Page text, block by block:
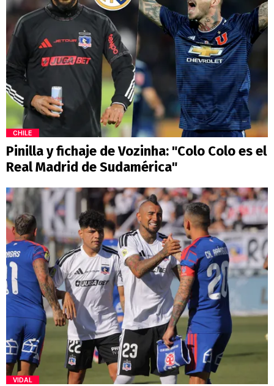
CHILE
Pinilla y fichaje de Vozinha: "Colo Colo es el
Real Madrid de Sudamérica"
VIDAL